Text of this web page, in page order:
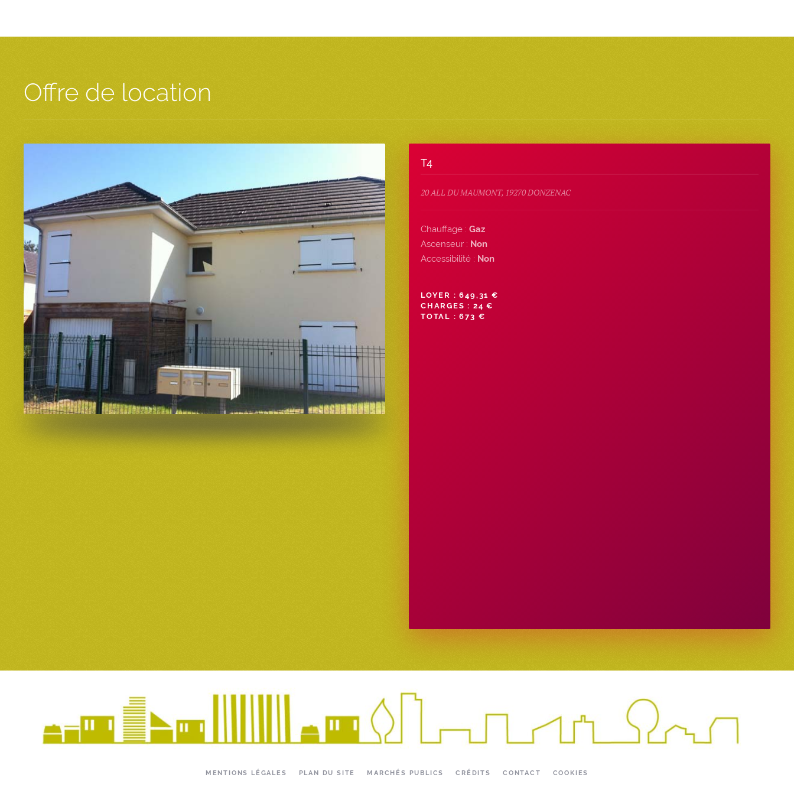
Offre de location
T4
20 ALL DU MAUMONT, 19270 DONZENAC
Chauffage : Gaz
Ascenseur : Non
Accessibilité : Non
LOYER : 649,31 €
CHARGES : 24 €
TOTAL : 673 €
MENTIONS LÉGALES PLAN DU SITE MARCHÉS PUBLICS CRÉDITS CONTACT COOKIES